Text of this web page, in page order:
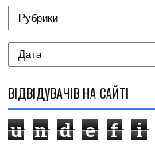
ВІДВІДУВАЧІВ НА САЙТІ
u n d e f i